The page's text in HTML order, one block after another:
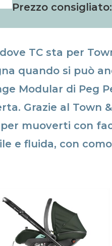
Prezzo consigliato:
TC sta per
quando si può
Modular di Peg
Grazie al Town
muoverti con
e fluida, con